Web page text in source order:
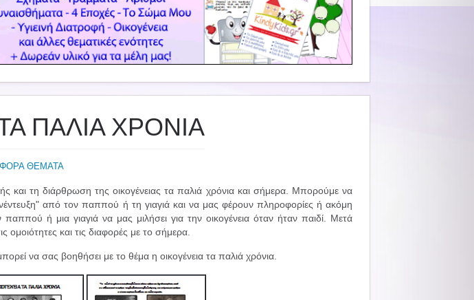
ΠΑΛΙΑ ΧΡΟΝΙΑ
ΘΕΜΑΤΑ
και τη διάρθρωση της οικογένειας τα παλιά χρόνια και σήμερα. Μπορούμε να
από τον παππού ή τη γιαγιά και να μας φέρουν πληροφορίες ή ακόμη
ή μια γιαγιά να μας μιλήσει για την οικογένεια όταν ήταν παιδί. Μετά
ομοιότητες και τις διαφορές με το σήμερα.
να σας βοηθήσει με το θέμα η οικογένεια τα παλιά χρόνια.